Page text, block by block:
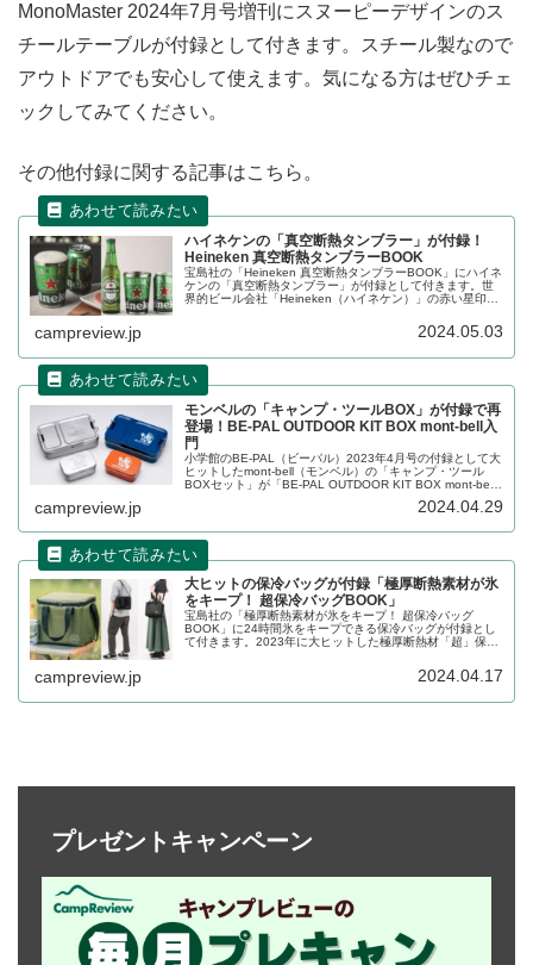
MonoMaster 2024年7月号増刊にスヌーピーデザインのス
チールテーブルが付録として付きます。スチール製なので
アウトドアでも安心して使えます。気になる方はぜひチェ
ックしてみてください。
その他付録に関する記事はこちら。
ハイネケンの「真空断熱タンブラー」が付録！
Heineken 真空断熱タンブラーBOOK
宝島社の「Heineken 真空断熱タンブラーBOOK」にハイネ
ケンの「真空断熱タンブラー」が付録として付きます。世
界的ビール会社「Heineken（ハイネケン）」の赤い星印が
く続くため、ビールもいっそうおいしくなります。詳細を
campreview.jp 2024.05.03
モンベルの「キャンプ・ツールBOX」が付録で再
登場！BE-PAL OUTDOOR KIT BOX mont-bell入
門
小学館のBE-PAL（ビーパル）2023年4月号の付録として大
ヒットしたmont-bell（モンベル）の「キャンプ・ツール
BOXセット」が「BE-PAL OUTDOOR KIT BOX mont-bell
ー&オレンジで1セットの計2セットです。詳細をレビュー
campreview.jp 2024.04.29
大ヒットの保冷バッグが付録「極厚断熱素材が氷
をキープ！ 超保冷バッグBOOK」
宝島社の「極厚断熱素材が氷をキープ！ 超保冷バッグ
BOOK」に24時間氷をキープできる保冷バッグが付録とし
て付きます。2023年に大ヒットした極厚断熱材「超」保冷
campreview.jp 2024.04.17
プレゼントキャンペーン